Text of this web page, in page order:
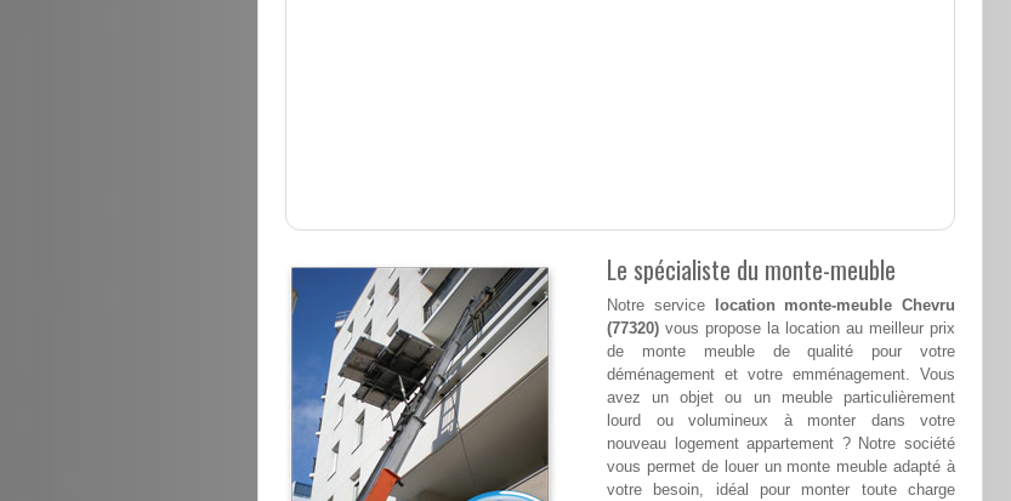
Le spécialiste du monte-meuble
Notre service
location monte-meuble Chevru
(77320) vous propose la location au meilleur prix
de monte meuble de qualité pour votre
déménagement et votre emménagement. Vous
avez un objet ou un meuble particulièrement
lourd ou volumineux à monter dans votre
nouveau logement appartement ? Notre société
vous permet de louer un monte meuble adapté à
votre besoin, idéal pour monter toute charge